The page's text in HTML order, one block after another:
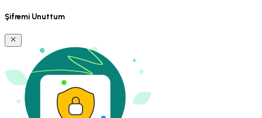
Şifremi Unuttum